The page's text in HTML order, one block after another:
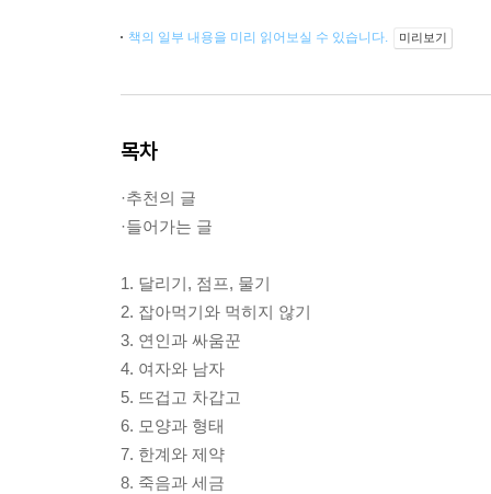
책의 일부 내용을 미리 읽어보실 수 있습니다. 미리보기
목차
·추천의 글
·들어가는 글
1. 달리기, 점프, 물기
2. 잡아먹기와 먹히지 않기
3. 연인과 싸움꾼
4. 여자와 남자
5. 뜨겁고 차갑고
6. 모양과 형태
7. 한계와 제약
8. 죽음과 세금